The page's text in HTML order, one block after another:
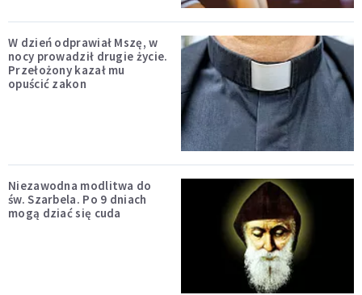
W dzień odprawiał Mszę, w
nocy prowadził drugie życie.
Przełożony kazał mu
opuścić zakon
Niezawodna modlitwa do
św. Szarbela. Po 9 dniach
mogą dziać się cuda